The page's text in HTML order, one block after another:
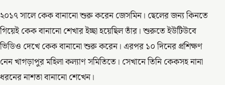
২০১৭ সালে কেক বানানো শুরু করেন জেসমিন। ছেলের জন্য কিনতে
গিয়েই কেক বানানো শেখার ইচ্ছা হয়েছিল তাঁর। শুরুতে ইউটিউবে
ভিডিও দেখে কেক বানানো শুরু করেন। এরপর ১০ দিনের প্রশিক্ষণ
নেন খাগড়াপুর মহিলা কল্যাণ সমিতিতে। সেখানে তিনি কেকসহ নানা
ধরনের নাশতা বানানো শেখেন।